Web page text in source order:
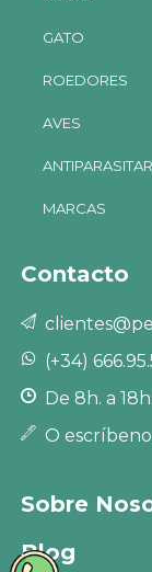
GATO
ROEDORES
AVES
MARCAS
Contacto
(+34)
De 8h. a 18h.
O
Sobre
Blog